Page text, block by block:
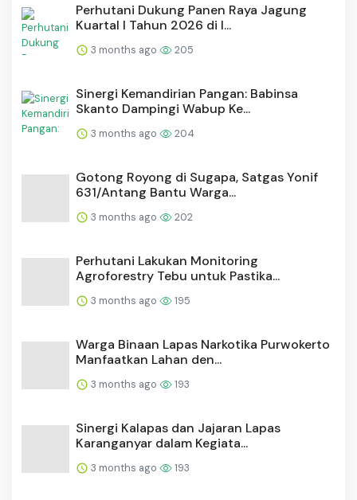
Perhutani Dukung Panen Raya Jagung
Kuartal I Tahun 2026 di I...
3 months ago 205
Sinergi Kemandirian Pangan: Babinsa
Skanto Dampingi Wabup Ke...
3 months ago 204
Gotong Royong di Sugapa, Satgas Yonif
631/Antang Bantu Warga...
3 months ago 202
Perhutani Lakukan Monitoring
Agroforestry Tebu untuk Pastika...
3 months ago 195
Warga Binaan Lapas Narkotika Purwokerto
Manfaatkan Lahan den...
3 months ago 193
⁠Sinergi Kalapas dan Jajaran Lapas
Karanganyar dalam Kegiata...
3 months ago 193